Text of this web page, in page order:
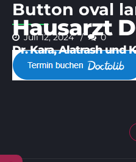
Hausarzt
Button oval
Juli 12, 2024 0